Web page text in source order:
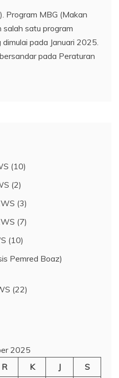
Program MBG (Makan
salah satu program
pada Januari 2025.
pada Peraturan
(10)
(2)
(3)
(7)
(10)
Pemred Boaz)
(22)
2025
R K J
S